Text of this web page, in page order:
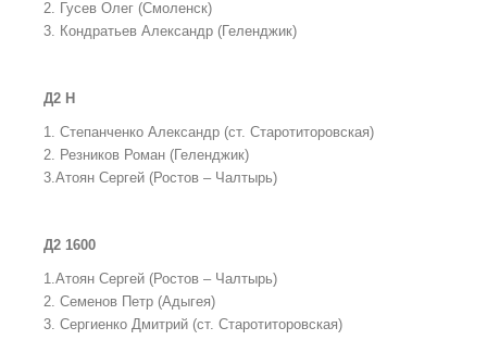
2. Гусев Олег (Смоленск)
3. Кондратьев Александр (Геленджик)
Д2 Н
1. Степанченко Александр (ст. Старотиторовская)
2. Резников Роман (Геленджик)
3.Атоян Сергей (Ростов – Чалтырь)
Д2 1600
1.Атоян Сергей (Ростов – Чалтырь)
2. Семенов Петр (Адыгея)
3. Сергиенко Дмитрий (ст. Старотиторовская)